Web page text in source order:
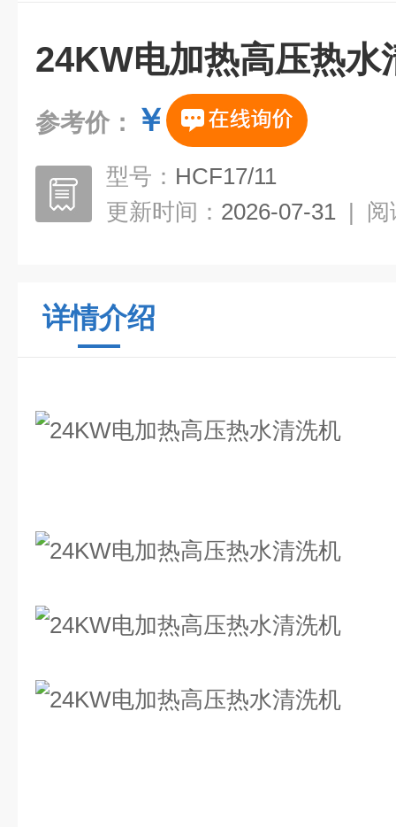
24KW电加热高压热水
参考价： ￥
型号： HCF17/11
更新时间： 2026-07-31 | 阅
详情介绍